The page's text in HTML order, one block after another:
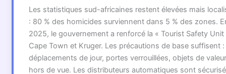
Les statistiques sud-africaines restent élevées mais
: 80 % des homicides surviennent dans 5 % des zones.
2025, le gouvernement a renforcé la « Tourist Safety Unit
Cape Town et Kruger. Les précautions de base suffisent :
déplacements de jour, portes verrouillées, objets de valeur
hors de vue. Les distributeurs automatiques sont